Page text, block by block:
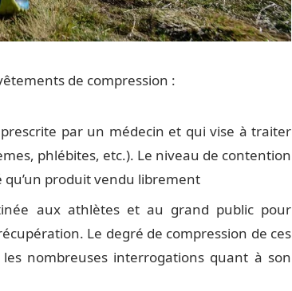
de compression :
par un médecin et qui vise à traiter
phlébites, etc.). Le niveau de contention
qu’un produit vendu librement
aux athlètes et au grand public pour
Le degré de compression de ces
les nombreuses interrogations quant à son